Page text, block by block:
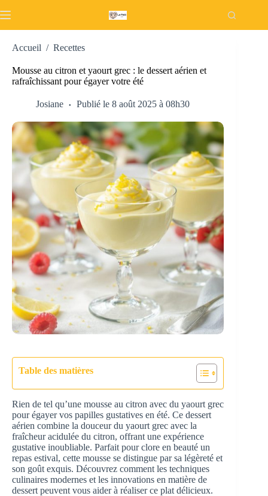
au
Accueil / Recettes
Mousse au citron et yaourt grec : le dessert aérien et
rafraîchissant pour égayer votre été
Josiane Publié le 8 août 2025 à 08h30
Table des matières
Rien de tel qu’une mousse au citron avec du yaourt grec
pour égayer vos papilles gustatives en été. Ce dessert
aérien combine la douceur du yaourt grec avec la
fraîcheur acidulée du citron, offrant une expérience
gustative inoubliable. Parfait pour clore en beauté un
repas estival, cette mousse se distingue par sa légèreté et
son goût exquis. Découvrez comment les techniques
culinaires modernes et les innovations en matière de
dessert peuvent vous aider à réaliser ce plat délicieux.